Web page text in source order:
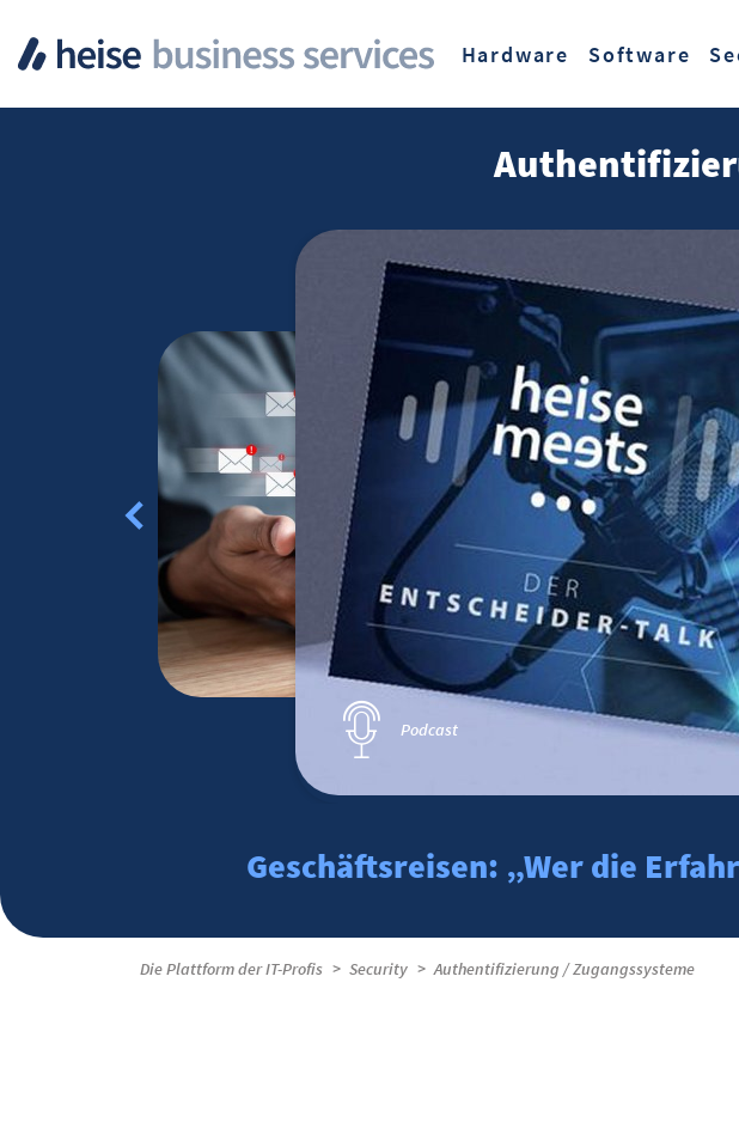
Hardware
Software
Podcast
Geschäftsreisen: „Wer die
Die Plattform der IT-Profis Security Authentifizierung / Zugangssysteme